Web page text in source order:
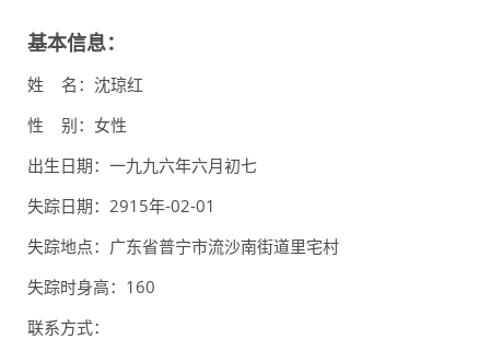
基本信息：
姓 名：沈琼红
性 别：女性
出生日期：一九九六年六月初七
失踪日期：2915年-02-01
失踪地点：广东省普宁市流沙南街道里宅村
失踪时身高：160
联系方式：